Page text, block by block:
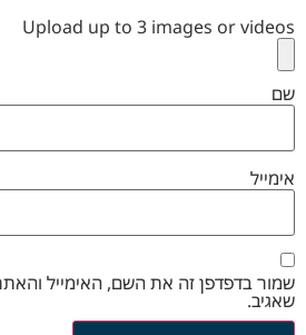
Upload up to 3 images or videos
שם
אימייל
שמור בדפדפן זה את השם, האימייל
שאגיב.